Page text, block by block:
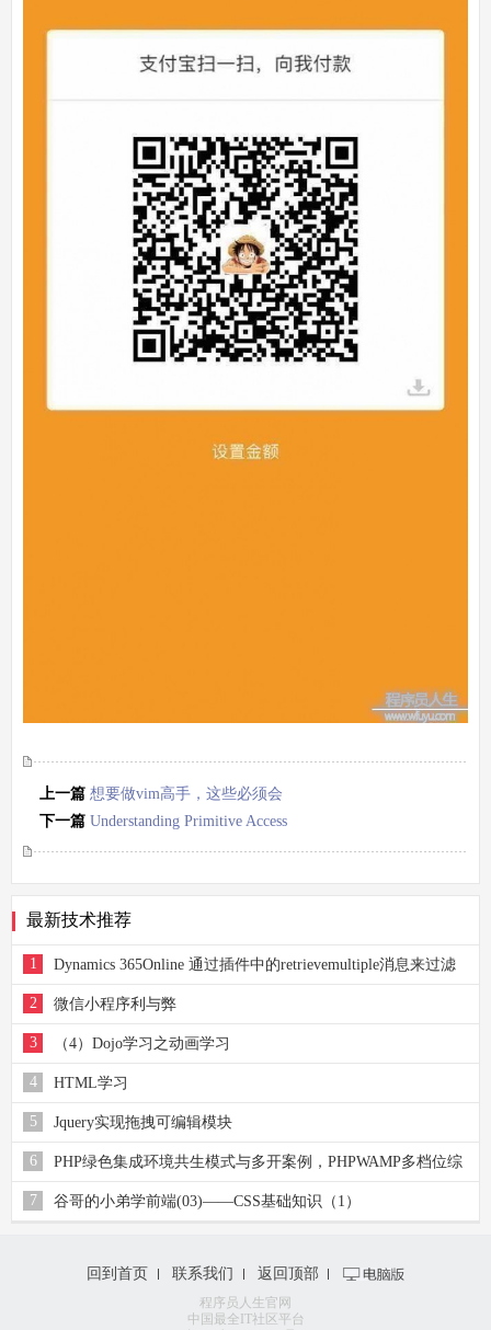
上一篇 想要做vim高手，这些必须会
下一篇 Understanding Primitive Access
最新技术推荐
1 Dynamics 365Online 通过插件中的retrievemultiple消息来过滤
产品视图
2 微信小程序利与弊
3 （4）Dojo学习之动画学习
4 HTML学习
5 Jquery实现拖拽可编辑模块
6 PHP绿色集成环境共生模式与多开案例，PHPWAMP多档位综
合教程。
7 谷哥的小弟学前端(03)——CSS基础知识（1）
回到首页 联系我们 返回顶部
程序员人生官网
中国最全IT社区平台